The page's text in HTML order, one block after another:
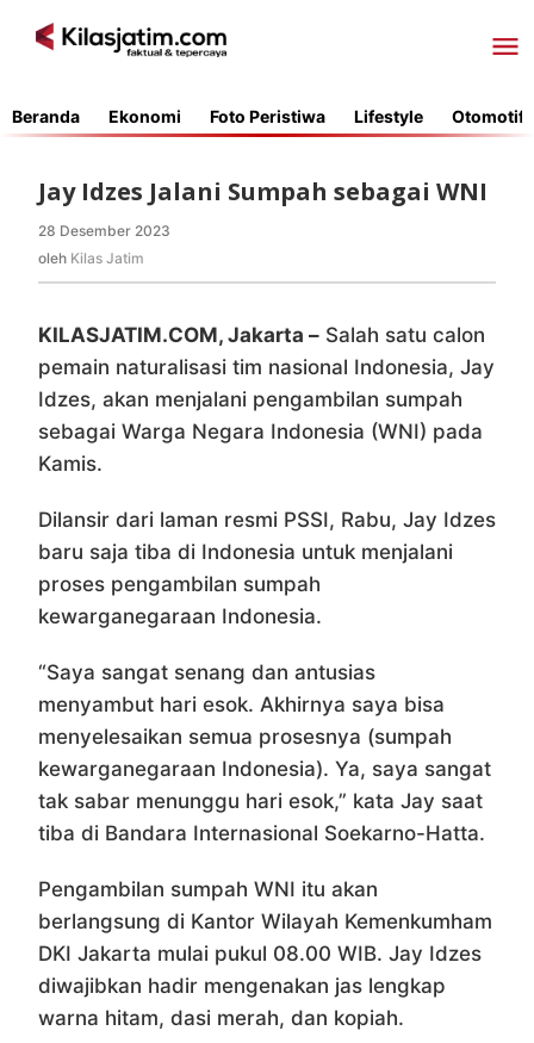
Beranda Ekonomi Foto Peristiwa Lifestyle Otomotif
Jay Idzes Jalani Sumpah sebagai WNI
28 Desember 2023
oleh Kilas Jatim
KILASJATIM.COM, Jakarta – Salah satu calon
pemain naturalisasi tim nasional Indonesia, Jay
Idzes, akan menjalani pengambilan sumpah
sebagai Warga Negara Indonesia (WNI) pada
Kamis.
Dilansir dari laman resmi PSSI, Rabu, Jay Idzes
baru saja tiba di Indonesia untuk menjalani
proses pengambilan sumpah
kewarganegaraan Indonesia.
“Saya sangat senang dan antusias
menyambut hari esok. Akhirnya saya bisa
menyelesaikan semua prosesnya (sumpah
kewarganegaraan Indonesia). Ya, saya sangat
tak sabar menunggu hari esok,” kata Jay saat
tiba di Bandara Internasional Soekarno-Hatta.
Pengambilan sumpah WNI itu akan
berlangsung di Kantor Wilayah Kemenkumham
DKI Jakarta mulai pukul 08.00 WIB. Jay Idzes
diwajibkan hadir mengenakan jas lengkap
warna hitam, dasi merah, dan kopiah.